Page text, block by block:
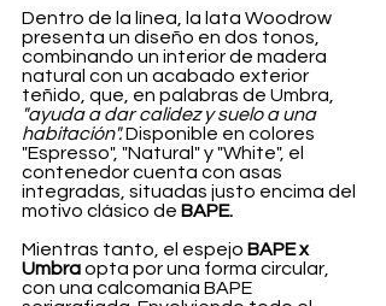
Dentro de la línea, la lata Woodrow
presenta un diseño en dos tonos,
combinando un interior de madera
natural con un acabado exterior
teñido, que, en palabras de Umbra,
"ayuda a dar calidez y suelo a una
habitación". Disponible en colores
"Espresso", "Natural" y "White", el
contenedor cuenta con asas
integradas, situadas justo encima del
motivo clásico de BAPE.
Mientras tanto, el espejo BAPE x
Umbra opta por una forma circular,
con una calcomanía BAPE